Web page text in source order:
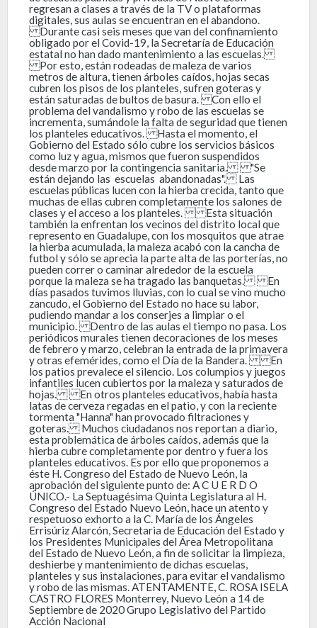
regresan a clases a través de la TV o plataformas
digitales, sus aulas se encuentran en el abandono.
Durante casi seis meses que van del confinamiento
obligado por el Covid-19, la Secretaría de Educación
estatal no han dado mantenimiento a las escuelas.
Por esto, están rodeadas de maleza de varios
metros de altura, tienen árboles caídos, hojas secas
cubren los pisos de los planteles, sufren goteras y
están saturadas de bultos de basura. Con ello el
problema del vandalismo y robo de las escuelas se
incrementa, sumándole la falta de seguridad que tienen
los planteles educativos. Hasta el momento, el
Gobierno del Estado sólo cubre los servicios básicos
como luz y agua, mismos que fueron suspendidos
desde marzo por la contingencia sanitaria. "Se
están dejando las escuelas abandonadas". Las
escuelas públicas lucen con la hierba crecida, tanto que
muchas de ellas cubren completamente los salones de
clases y el acceso a los planteles. Esta situación
también la enfrentan los vecinos del distrito local que
represento en Guadalupe, con los mosquitos que atrae
la hierba acumulada, la maleza acabó con la cancha de
futbol y sólo se aprecia la parte alta de las porterías, no
pueden correr o caminar alrededor de la escuela
porque la maleza se ha tragado las banquetas. En
días pasados tuvimos lluvias, con lo cual se vino mucho
zancudo, el Gobierno del Estado no hace su labor,
pudiendo mandar a los conserjes a limpiar o el
municipio. Dentro de las aulas el tiempo no pasa. Los
periódicos murales tienen decoraciones de los meses
de febrero y marzo, celebran la entrada de la primavera
y otras efemérides, como el Día de la Bandera. En
los patios prevalece el silencio. Los columpios y juegos
infantiles lucen cubiertos por la maleza y saturados de
hojas. En otros planteles educativos, había hasta
latas de cerveza regadas en el patio, y con la reciente
tormenta "Hanna" han provocado filtraciones y
goteras. Muchos ciudadanos nos reportan a diario,
esta problemática de árboles caídos, además que la
hierba cubre completamente por dentro y fuera los
planteles educativos. Es por ello que proponemos a
éste H. Congreso del Estado de Nuevo León, la
aprobación del siguiente punto de: A C U E R D O
ÚNICO.- La Septuagésima Quinta Legislatura al H.
Congreso del Estado Nuevo León, hace un atento y
respetuoso exhorto a la C. María de los Ángeles
Errisúriz Alarcón, Secretaria de Educación del Estado y
los Presidentes Municipales del Área Metropolitana
del Estado de Nuevo León, a fin de solicitar la limpieza,
deshierbe y mantenimiento de dichas escuelas,
planteles y sus instalaciones, para evitar el vandalismo
y robo de las mismas. ATENTAMENTE, C. ROSA ISELA
CASTRO FLORES Monterrey, Nuevo León a 14 de
Septiembre de 2020 Grupo Legislativo del Partido
Acción Nacional